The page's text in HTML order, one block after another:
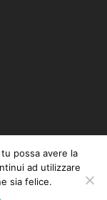
powered by
possa avere la
ad utilizzare
sia felice.